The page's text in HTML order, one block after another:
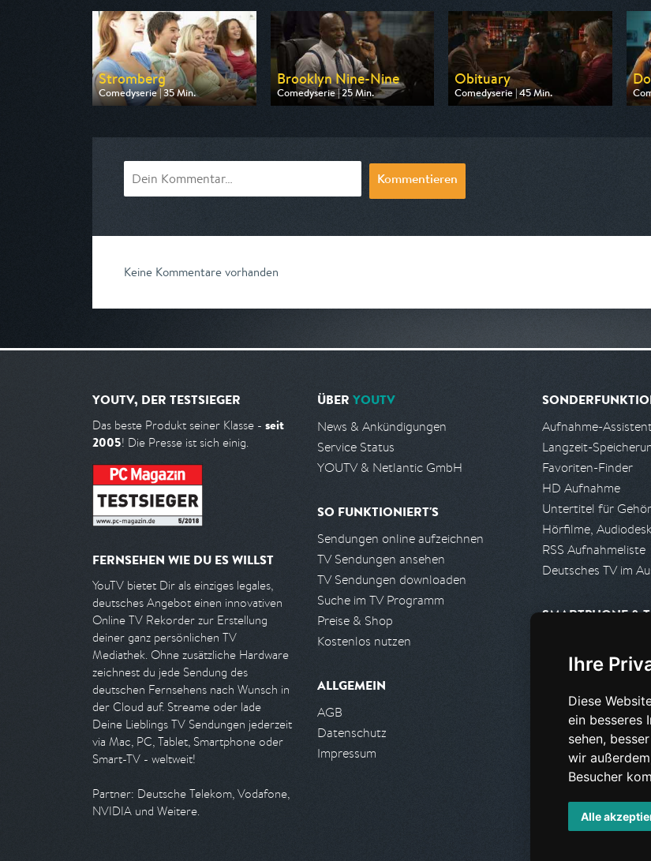
Ihre
Diese
ein besseres
sehen,
wir
Besucher
Alle
Stromberg
Comedyserie | 35 Min.
Ausgestrahlt von Sport 1
Brooklyn Nine-Nine
Comedyserie | 25 Min.
Ausgestrahlt von Pro 7 Maxx
Obituary
Comedyserie | 45 Min.
Ausgestrahlt von One
Kommentieren
Keine Kommentare vorhanden
YOUTV, DER TESTSIEGER
Das beste Produkt seiner Klasse - seit
2005! Die Presse ist sich einig.
FERNSEHEN WIE DU ES WILLST
YouTV bietet Dir als einziges legales,
deutsches Angebot einen innovativen
Online TV Rekorder zur Erstellung
deiner ganz persönlichen TV
Mediathek. Ohne zusätzliche Hardware
zeichnest du jede Sendung des
deutschen Fernsehens nach Wunsch in
der Cloud auf. Streame oder lade
Deine Lieblings TV Sendungen jederzeit
via Mac, PC, Tablet, Smartphone oder
Smart-TV - weltweit!
Partner: Deutsche Telekom, Vodafone,
NVIDIA und Weitere.
ÜBER YOUTV
News & Ankündigungen
Service Status
YOUTV & Netlantic GmbH
SO FUNKTIONIERT'S
Sendungen online aufzeichnen
TV Sendungen ansehen
TV Sendungen downloaden
Suche im TV Programm
Preise & Shop
Kostenlos nutzen
ALLGEMEIN
AGB
Datenschutz
Impressum
Aufnahme-
Langzeit-
Favoriten-Finder
HD Aufnahme
Untertitel für
Hörfilme,
RSS Aufnahmeliste
Deutsches TV im
SMARTPHONE &
Android App
PARTNER
Partnerliste
Partner werden